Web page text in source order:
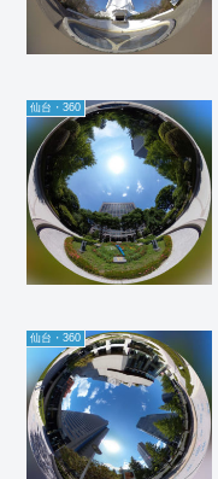
仙台・360
仙台・360